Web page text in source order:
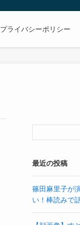
プライバシーポリシー
最近の投稿
篠田麻里子が
い！棒読みで